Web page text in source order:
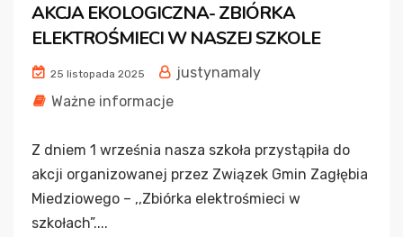
AKCJA EKOLOGICZNA- ZBIÓRKA
ELEKTROŚMIECI W NASZEJ SZKOLE
25 listopada 2025
justynamaly
Ważne informacje
Z dniem 1 września nasza szkoła przystąpiła do
akcji organizowanej przez Związek Gmin Zagłębia
Miedziowego – ,,Zbiórka elektrośmieci w
szkołach”....